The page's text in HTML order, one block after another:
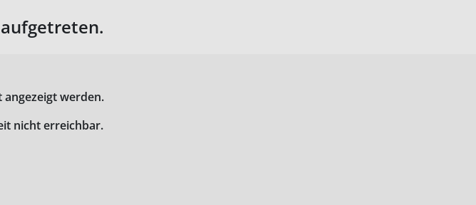
angezeigt werden.
nicht erreichbar.